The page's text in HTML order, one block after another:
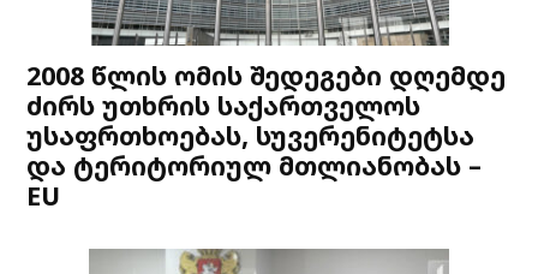
2008 წლის ომის შედეგები დღემდე
ძირს უთხრის საქართველოს
უსაფრთხოებას, სუვერენიტეტსა
და ტერიტორიულ მთლიანობას –
EU